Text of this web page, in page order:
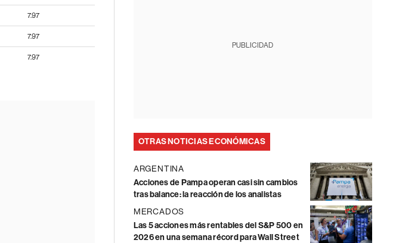
7.97
7.97
7.97
PUBLICIDAD
OTRAS NOTICIAS ECONÓMICAS
ARGENTINA
Acciones de Pampa operan casi sin cambios
tras balance: la reacción de los analistas
MERCADOS
Las 5 acciones más rentables del S&P 500 en
2026 en una semana récord para Wall Street